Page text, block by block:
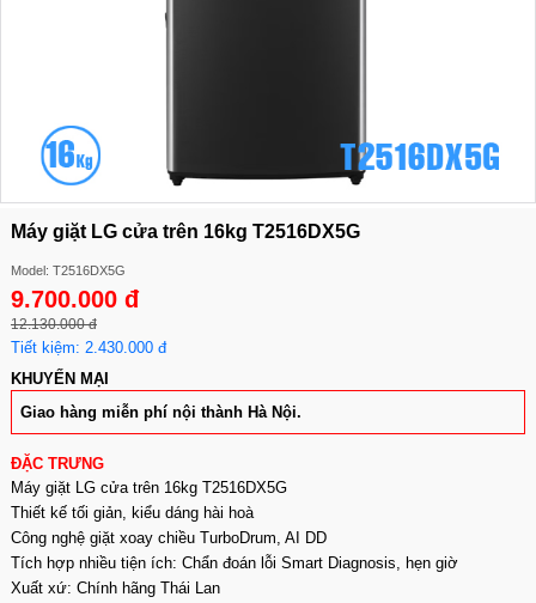
Máy giặt LG cửa trên 16kg T2516DX5G
Model: T2516DX5G
9.700.000 đ
12.130.000 đ
Tiết kiệm: 2.430.000 đ
KHUYẾN MẠI
Giao hàng miễn phí nội thành Hà Nội.
ĐẶC TRƯNG
Máy giặt LG cửa trên 16kg T2516DX5G
Thiết kế tối giản, kiểu dáng hài hoà
Công nghệ giặt xoay chiều TurboDrum, AI DD
Tích hợp nhiều tiện ích: Chẩn đoán lỗi Smart Diagnosis, hẹn giờ
Xuất xứ: Chính hãng Thái Lan